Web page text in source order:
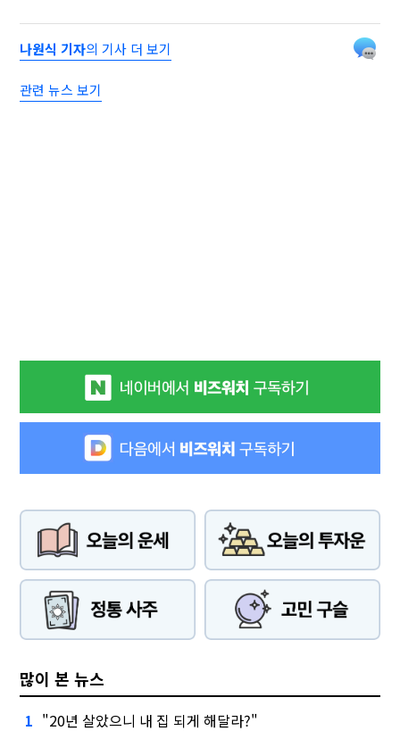
나원식 기자의 기사 더 보기
관련 뉴스 보기
많이 본 뉴스
1 "20년 살았으니 내 집 되게 해달라?"